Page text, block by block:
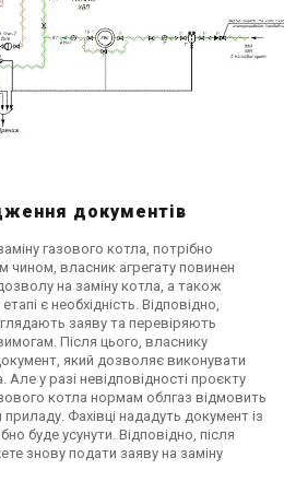
документів
газового котла, потрібно
чином, власник агрегату повинен
на заміну котла, а також
є необхідність. Відповідно,
заяву та перевіряють
Після цього, власнику
який дозволяє виконувати
Але у разі невідповідності проєкту
котла нормам облгаз відмовить
Фахівці нададуть документ із
буде усунути. Відповідно, після
знову подати заяву на заміну